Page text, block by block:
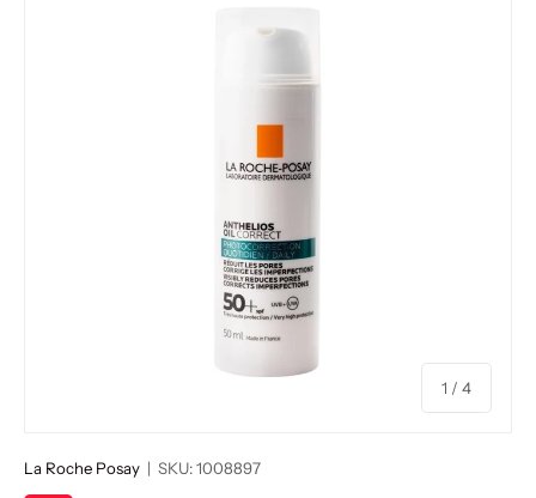
1 / de
4
La Roche Posay | SKU:1008897